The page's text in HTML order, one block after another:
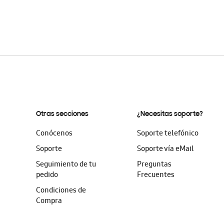
Otras secciones
Conócenos
Soporte
Seguimiento de tu
pedido
Condiciones de
Compra
¿Necesitas soporte?
Soporte telefónico
Soporte vía eMail
Preguntas
Frecuentes